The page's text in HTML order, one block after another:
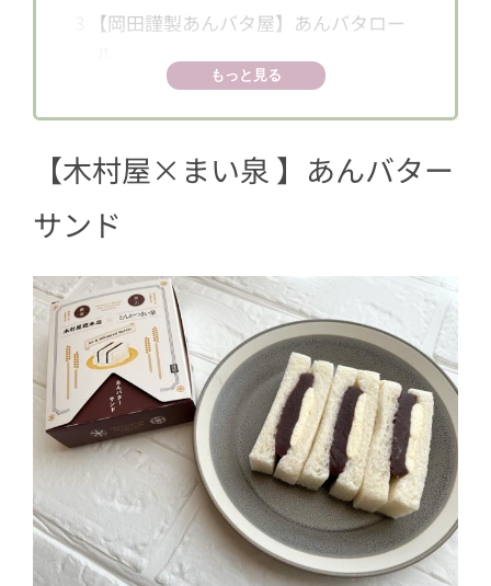
【岡田謹製あんバタ屋】あんバタロー
帰省のお土産にも
もっと見る
【木村屋×まい泉 】あんバター
サンド